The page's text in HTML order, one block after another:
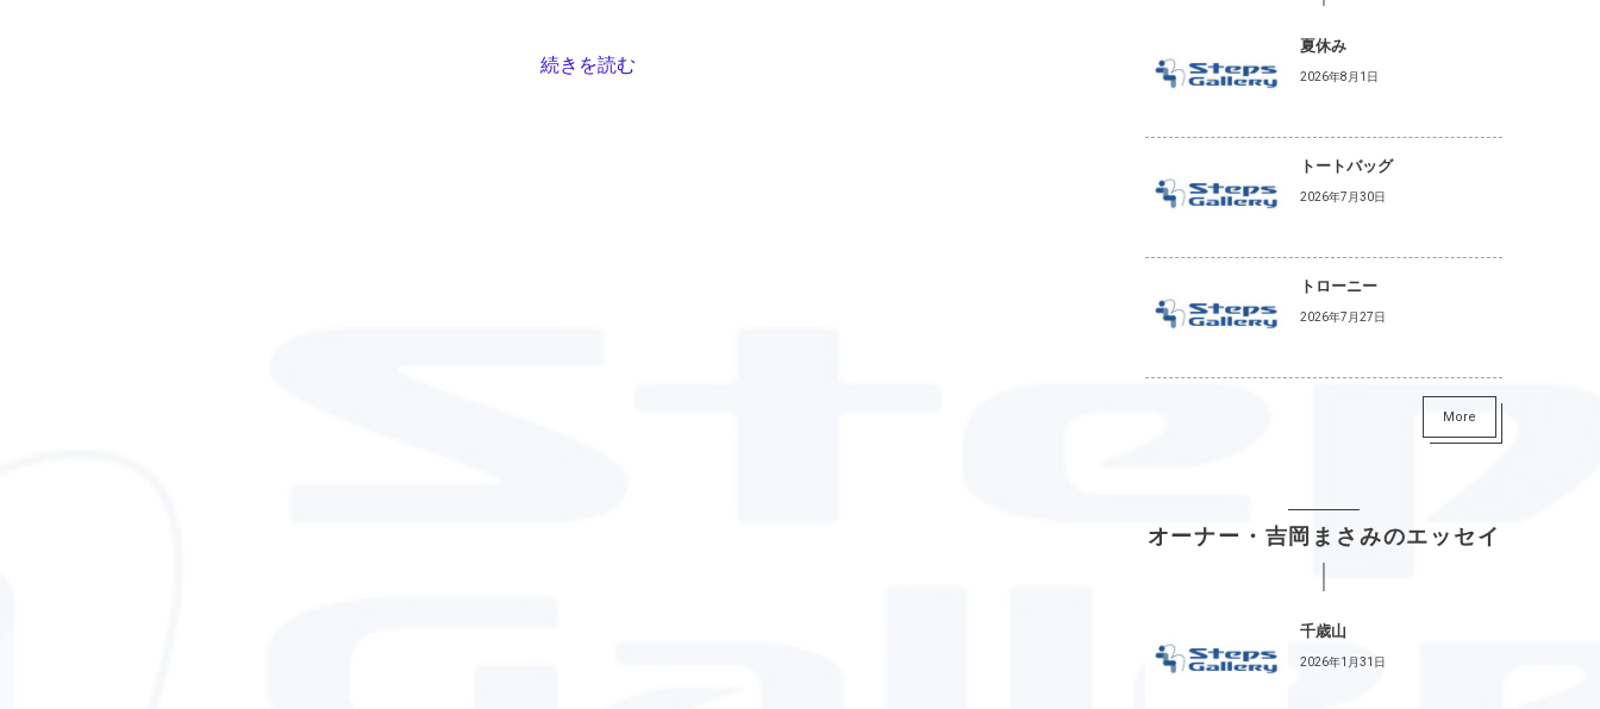
続きを読む
夏休み
2026年8月1日
トートバッグ
2026年7月30日
トローニー
2026年7月27日
More
オーナー・吉岡まさみのエッセイ
千歳山
2026年1月31日